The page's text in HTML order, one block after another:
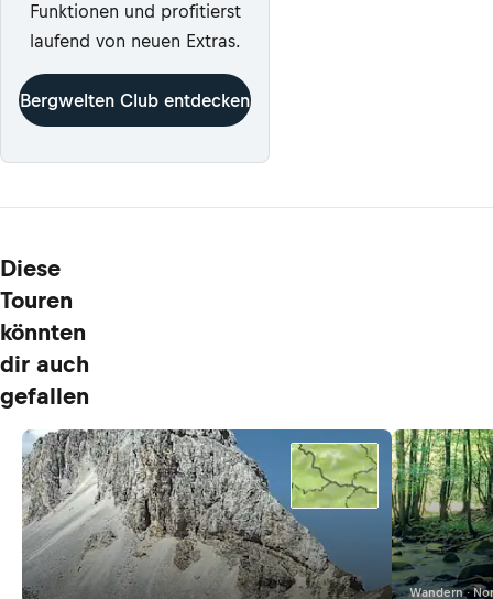
Funktionen und profitierst
laufend von neuen Extras.
Bergwelten Club entdecken
Diese
Touren
könnten
dir auch
gefallen
Wandern ·